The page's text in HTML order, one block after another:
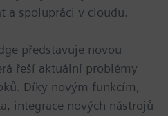
a spolupráci v cloudu.
představuje novou
řeší aktuální problémy
Díky novým funkcím,
integrace nových nástrojů